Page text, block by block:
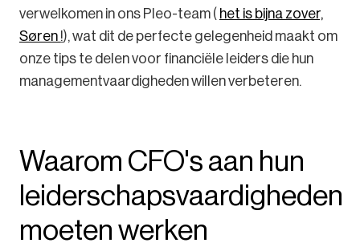
verwelkomen in ons Pleo-team ( het is bijna zover,
Søren !), wat dit de perfecte gelegenheid maakt om
onze tips te delen voor financiële leiders die hun
managementvaardigheden willen verbeteren.
Waarom CFO's aan hun
leiderschapsvaardigheden
moeten werken